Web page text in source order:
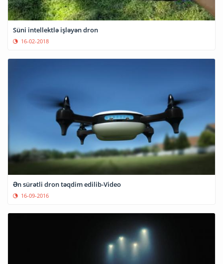
Süni intellektlə işləyən dron
16-02-2018
Ən sürətli dron təqdim edilib-Video
16-09-2016